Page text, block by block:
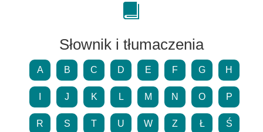
Słownik i tłumaczenia
A B C D E F G H
J K L M N O P
R S T U W Z Ł Ś